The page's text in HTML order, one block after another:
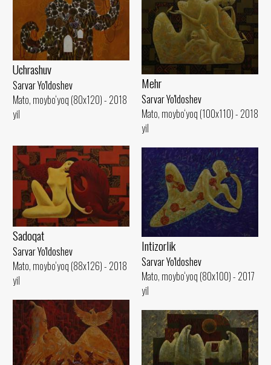
Mehr
Sarvar Yo'ldoshev
Mato, moybo‘yoq (100x110) - 2018
yil
Uchrashuv
Sarvar Yo'ldoshev
Mato, moybo‘yoq (80x120) - 2018
yil
Sadoqat
Sarvar Yo'ldoshev
Mato, moybo‘yoq (88x126) - 2018
yil
Intizorlik
Sarvar Yo'ldoshev
Mato, moybo‘yoq (80x100) - 2017
yil